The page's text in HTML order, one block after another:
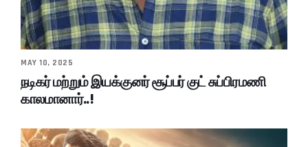
MAY 10, 2025
நடிகர் மற்றும் இயக்குனர் சூப்பர் குட் சுப்பிரமணி
காலமானார்..!